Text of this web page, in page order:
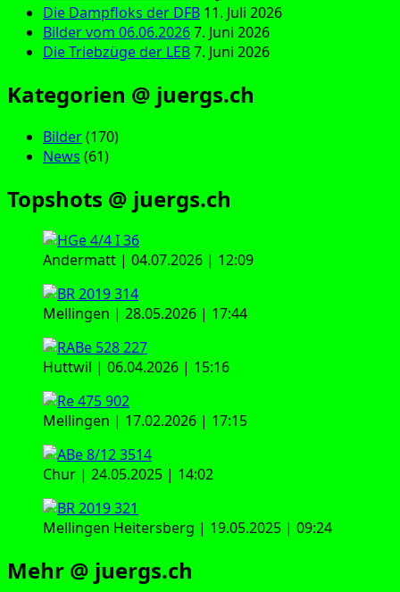
Die Dampfloks der DFB 11. Juli 2026
Bilder vom 06.06.20267. Juni 2026
Die Triebzüge der LEB7. Juni 2026
Kategorien @ juergs.ch
Bilder(170)
News (61)
Topshots @ juergs.ch
Andermatt | 04.07.2026 | 12:09
Mellingen | 28.05.2026 | 17:44
Huttwil | 06.04.2026 | 15:16
Mellingen | 17.02.2026 | 17:15
Chur | 24.05.2025 | 14:02
Mellingen Heitersberg | 19.05.2025 | 09:24
Mehr @ juergs.ch